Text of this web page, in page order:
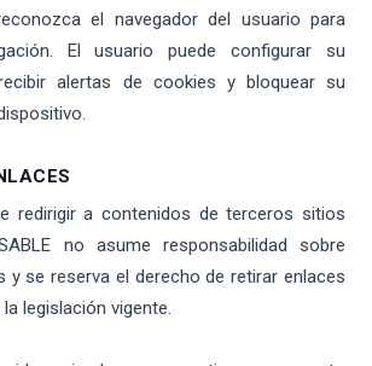
el navegador del usuario para
El usuario puede configurar su
alertas de cookies y bloquear su
redirigir a contenidos de terceros sitios
no asume responsabilidad sobre
y se reserva el derecho de retirar enlaces
legislación vigente.